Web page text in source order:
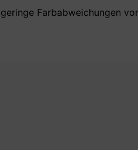
Farbabweichungen